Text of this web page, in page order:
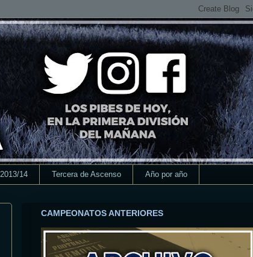
2013/14 Tercera de Ascenso Año por año
CAMPEONATOS ANTERIORES